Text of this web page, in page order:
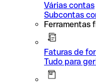
Várias contas
Subcontas
Ferramentas
Faturas de
Tudo para